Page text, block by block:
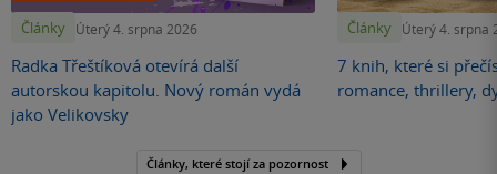
Články Úterý 4. srpna 2026
Radka Třeštíková otevírá další
autorskou kapitolu. Nový román vydá
jako Velikovsky
Články Úterý 4. srpna
7 knih, které si
romance, thrillery,
Články, které stojí za pozornost